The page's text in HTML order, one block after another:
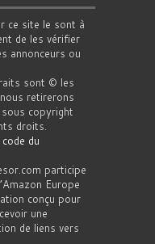
ce site le sont à
de les vérifier
annonceurs ou
sont © les
retirerons
copyright
droits.
du
participe
Europe
conçu pour
une
de liens vers